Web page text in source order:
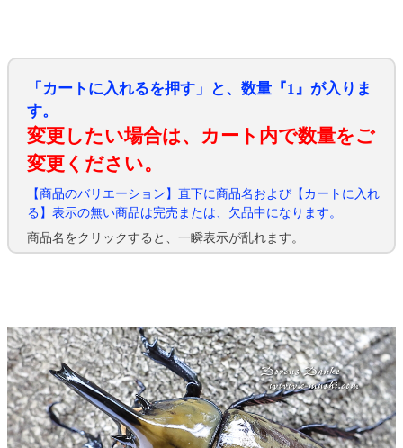
「カートに入れるを押す」と、数量『1』が入りま
す。
変更したい場合は、カート内で数量をご
変更ください。
【商品のバリエーション】直下に商品名および【カートに入れ
る】表示の無い商品は完売または、欠品中になります。
商品名をクリックすると、一瞬表示が乱れます。